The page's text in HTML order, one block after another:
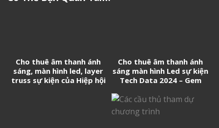
Cho thuê âm thanh ánh
sáng, màn hình led, layer
truss sự kiện của Hiệp hội
Cho thuê âm thanh ánh
sáng màn hình Led sự kiện
Tech Data 2024 – Gem